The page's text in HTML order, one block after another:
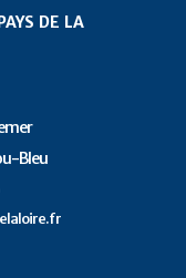
de la
Bleu